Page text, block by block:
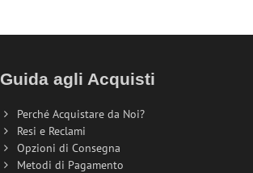
Guida agli Acquisti
Perché Acquistare da Noi?
Resi e Reclami
Opzioni di Consegna
Metodi di Pagamento